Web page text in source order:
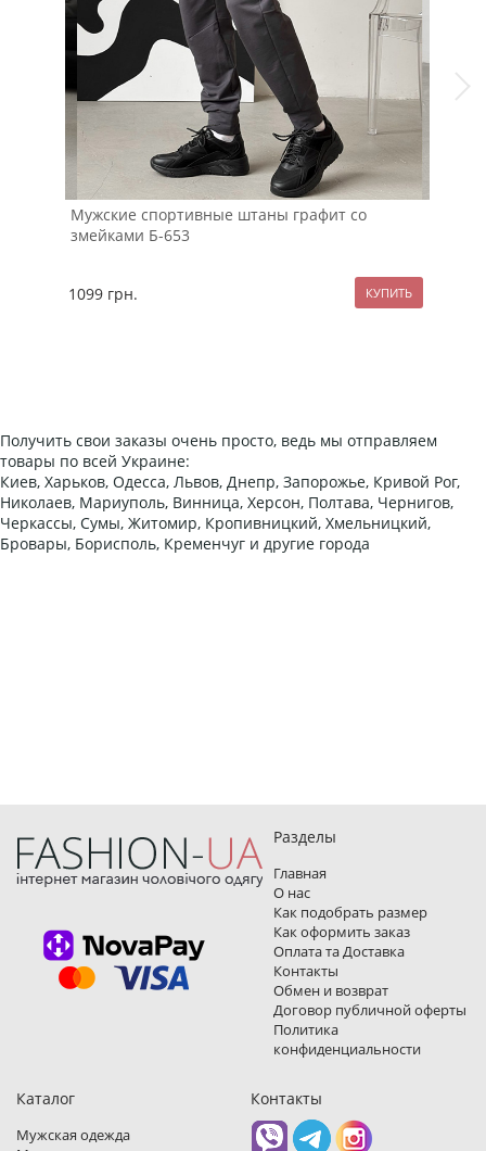
Мужские спортивные штаны графит со
змейками Б-653
1099 грн.
Получить свои заказы очень просто, ведь мы отправляем
товары по всей Украине:
Киев, Харьков, Одесса, Львов, Днепр, Запорожье, Кривой Рог,
Николаев, Мариуполь, Винница, Херсон, Полтава, Чернигов,
Черкассы, Сумы, Житомир, Кропивницкий, Хмельницкий,
Бровары, Борисполь, Кременчуг и другие города
Разделы
Главная
О нас
Как подобрать размер
Как оформить заказ
Оплата та Доставка
Контакты
Обмен и возврат
Договор публичной оферты
Политика
конфиденциальности
Каталог
Мужская одежда
Контакты